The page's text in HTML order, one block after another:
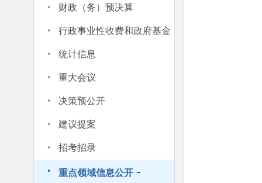
· 财政（务）预决算
· 行政事业性收费和政府基金
· 统计信息
· 重大会议
· 决策预公开
· 建议提案
· 招考招录
· 重点领域信息公开 -